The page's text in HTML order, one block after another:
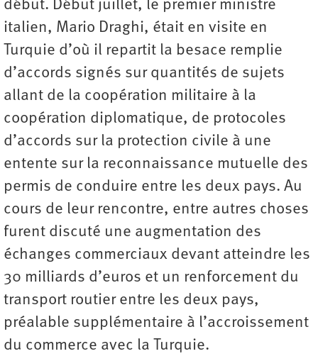
début. Début juillet, le premier ministre
italien, Mario Draghi, était en visite en
Turquie d’où il repartit la besace remplie
d’accords signés sur quantités de sujets
allant de la coopération militaire à la
coopération diplomatique, de protocoles
d’accords sur la protection civile à une
entente sur la reconnaissance mutuelle des
permis de conduire entre les deux pays. Au
cours de leur rencontre, entre autres choses
furent discuté une augmentation des
échanges commerciaux devant atteindre les
30 milliards d’euros et un renforcement du
transport routier entre les deux pays,
préalable supplémentaire à l’accroissement
du commerce avec la Turquie.